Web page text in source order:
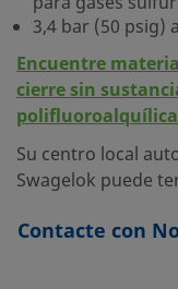
3,4 bar (50 psig)
Encuentre
cierre sin
Su centro local
Swagelok puede
Contacte con